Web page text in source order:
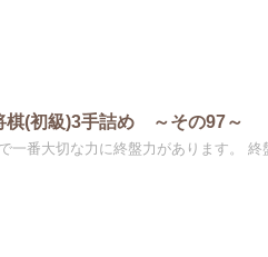
棋(初級)3手詰め ～その97～
一番大切な力に終盤力があります。 終